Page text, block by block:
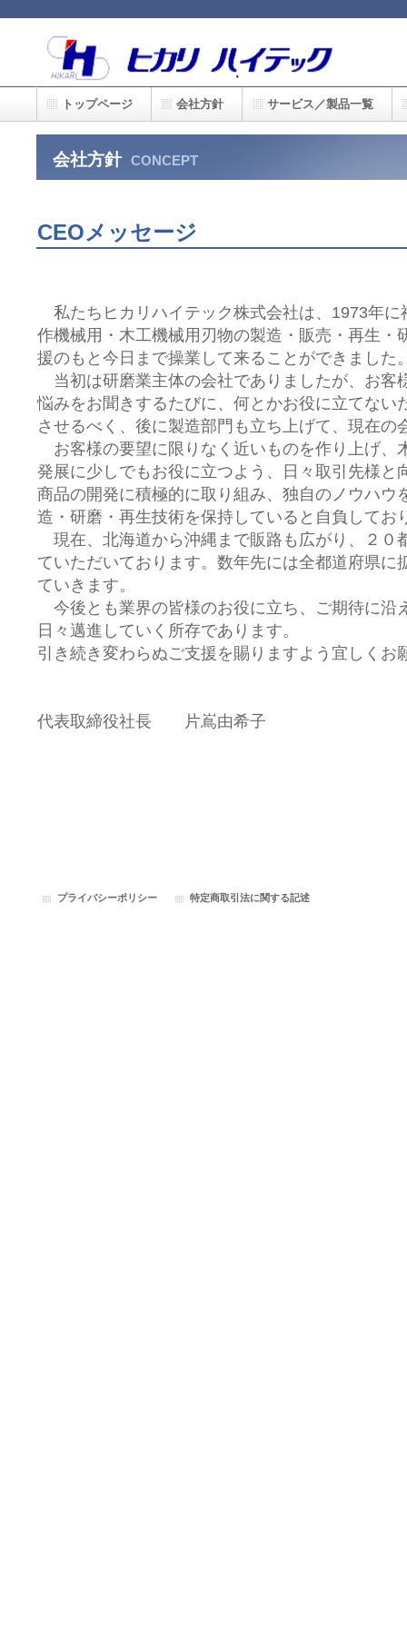
会社方針 CONCEPT
CEOメッセージ
私たちヒカリハイテック株式会社は、1973年に
作機械用・木工機械用刃物の製造・販売・再生・
援のもと今日まで操業して来ることができました
当初は研磨業主体の会社でありましたが、お客
悩みをお聞きするたびに、何とかお役に立てない
させるべく、後に製造部門も立ち上げて、現在の
お客様の要望に限りなく近いものを作り上げ、
発展に少しでもお役に立つよう、日々取引先様と
商品の開発に積極的に取り組み、独自のノウハウ
造・研磨・再生技術を保持していると自負してお
現在、北海道から沖縄まで販路も広がり、２０
ていただいております。数年先には全都道府県に
ていきます。
今後とも業界の皆様のお役に立ち、ご期待に沿
日々邁進していく所存であります。
引き続き変わらぬご支援を賜りますよう宜しくお
代表取締役社長 片嶌由希子
トップページ 会社方針 サービス／製品一覧
プライバシーポリシー 特定商取引法に関する記述